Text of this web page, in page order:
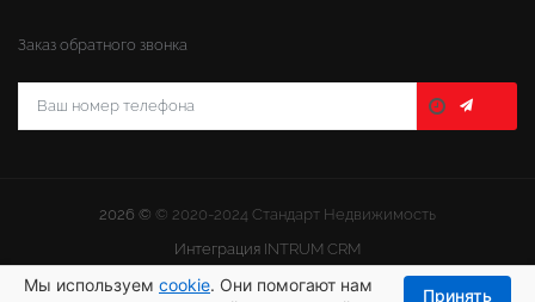
Мы используем cookie. Они помогают нам
Принять
Заказ обратного звонка
2026 © © 2020-2024 Стандарт Недвижимость
Интеграция INTRUM CRM